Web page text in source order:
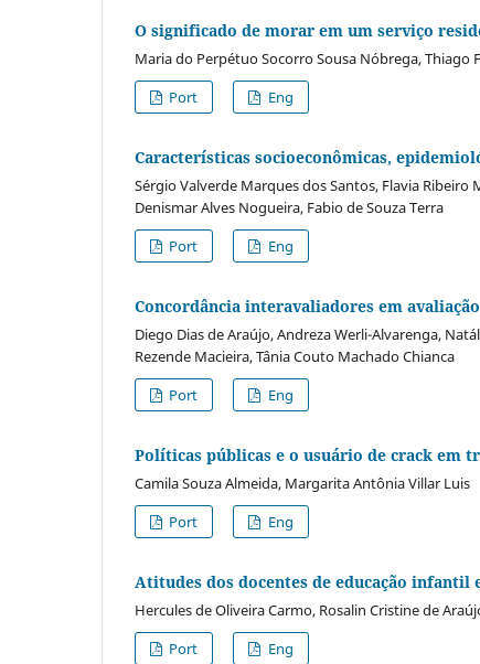
O significado de morar em um serviço
Maria do Perpétuo Socorro Sousa Nóbrega, Thiago
Port
Eng
Características socioeconômicas,
Sérgio Valverde Marques dos Santos, Flavia Ribeiro
Denismar Alves Nogueira, Fabio de Souza Terra
Port
Eng
Concordância interavaliadores em
Diego Dias de Araújo, Andreza Werli-Alvarenga,
Rezende Macieira, Tânia Couto Machado Chianca
Port
Eng
Políticas públicas e o usuário de crack em
Camila Souza Almeida, Margarita Antônia Villar Luis
Port
Eng
Atitudes dos docentes de educação infantil
Hercules de Oliveira Carmo, Rosalin Cristine de
Port
Eng